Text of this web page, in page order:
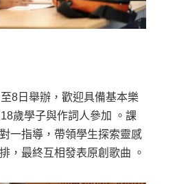
8日舉辦，歡迎具備基本樂
歲學子與作詞人參加 。課
一指導，帶領學生探索靈感
，最終互相發表原創歌曲 。